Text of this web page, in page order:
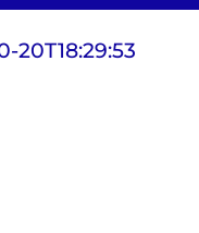
20T18:29:53